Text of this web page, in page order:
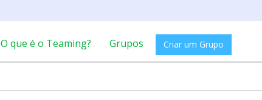
O que é o Teaming? Grupos Criar um Grupo